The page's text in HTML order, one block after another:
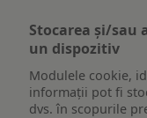
Stocarea și/sau
un dispozitiv
Modulele cookie,
informații pot fi
dvs. în scopurile